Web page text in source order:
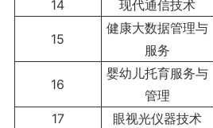
14
现代通信技术
15
健康大数据管理与
服务
16
婴幼儿托育服务与
管理
17 眼视光仪器技术